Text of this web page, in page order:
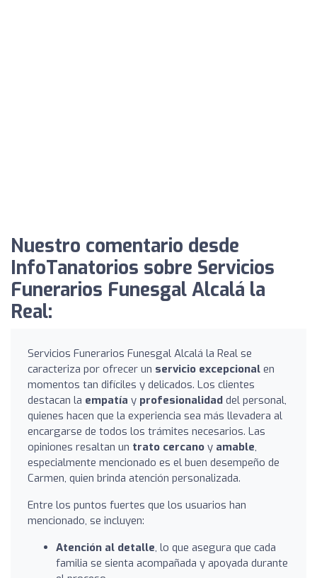
Nuestro comentario desde
InfoTanatorios sobre Servicios
Funerarios Funesgal Alcalá la
Real:
Servicios Funerarios Funesgal Alcalá la Real se
caracteriza por ofrecer un servicio excepcional en
momentos tan difíciles y delicados. Los clientes
destacan la empatía y profesionalidad del personal,
quienes hacen que la experiencia sea más llevadera al
encargarse de todos los trámites necesarios. Las
opiniones resaltan un trato cercano y amable,
especialmente mencionado es el buen desempeño de
Carmen, quien brinda atención personalizada.
Entre los puntos fuertes que los usuarios han
mencionado, se incluyen:
Atención al detalle, lo que asegura que cada
familia se sienta acompañada y apoyada durante